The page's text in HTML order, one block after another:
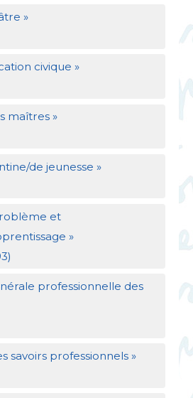
»
civique »
maîtres »
de jeunesse »
et
»
professionnelle des
savoirs professionnels »